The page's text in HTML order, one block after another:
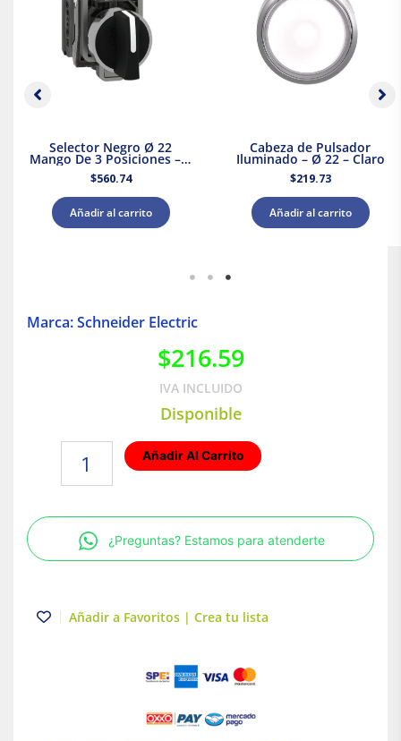
Selector Negro Ø 22
Mango De 3 Posiciones – 2
$560.74
Añadir al carrito
Cabeza de Pulsador
Iluminado – Ø 22 – Claro
$219.73
Añadir al carrito
Marca: Schneider Electric
$216.59
IVA INCLUIDO
Disponible
montaje
400x400
mm
metalica
cantidad
Añadir Al Carrito
¿Preguntas? Estamos para atenderte
Añadir a Favoritos | Crea tu lista